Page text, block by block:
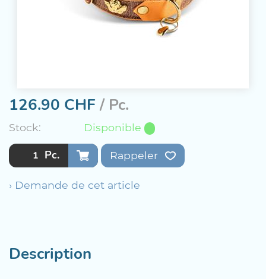
126.90 CHF/ Pc.
Stock: Disponible
Pc. Rappeler
› Demande de cet article
Description